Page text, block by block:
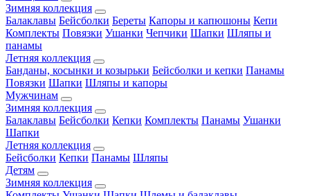
Зимняя коллекция
Балаклавы Бейсболки Береты Капоры и капюшоны Кепи
Комплекты Повязки Ушанки Чепчики Шапки Шляпы и
панамы
Летняя коллекция
Банданы, косынки и козырьки Бейсболки и кепки Панамы
Повязки Шапки Шляпы и капоры
Мужчинам
Зимняя коллекция
Балаклавы Бейсболки Кепки Комплекты Панамы Ушанки
Шапки
Летняя коллекция
Бейсболки Кепки Панамы Шляпы
Детям
Зимняя коллекция